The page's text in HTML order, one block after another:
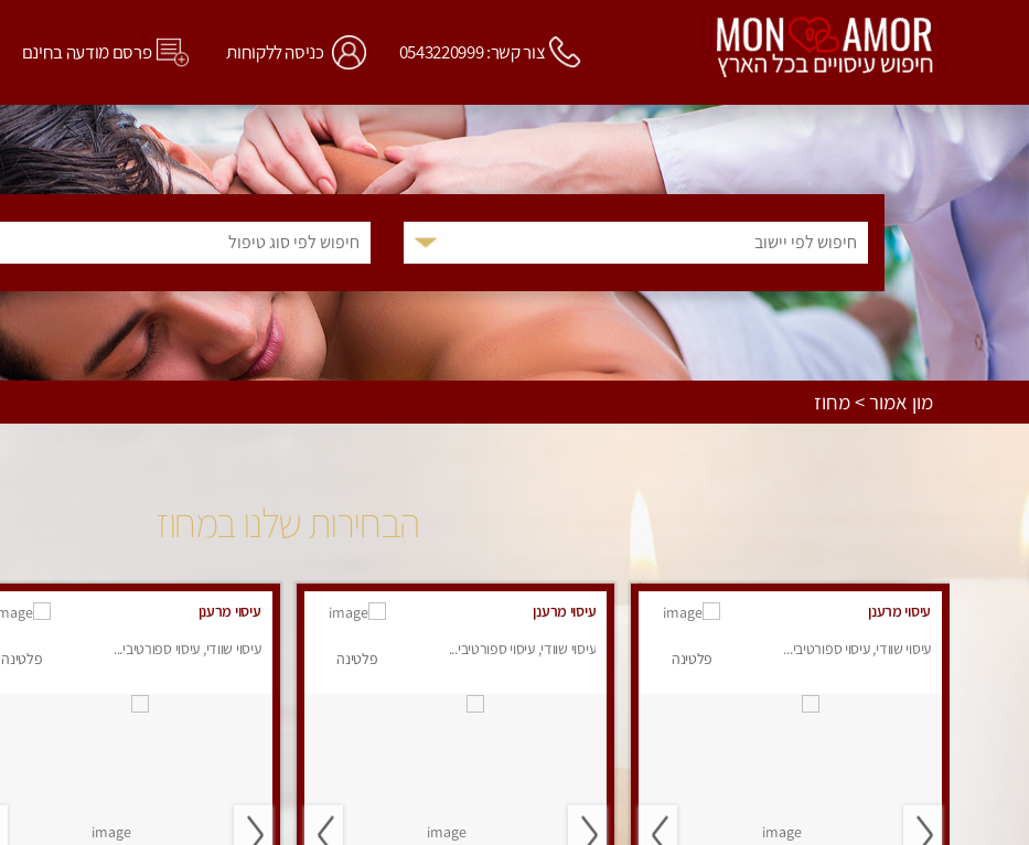
צור קשר: 0543220999 כניסה ללקוחות פרסם מודעה בחינם
חיפוש לפי יישוב חיפוש לפי סוג טיפול
מון אמור > מחוז
הבחירות שלנו במחוז
עיסוי מרענן
עיסוי שוודי, עיסוי ספורטיבי...
פלטינה
עיסוי מרענן
עיסוי שוודי, עיסוי ספורטיבי...
פלטינה
עיסוי מרענן
עיסוי שוודי, עיסוי ספורטיבי...
פלטינה